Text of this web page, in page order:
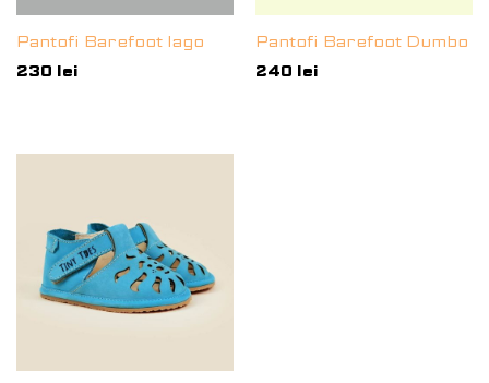
Pantofi Barefoot Iago
230 lei
Pantofi Barefoot Dumbo
240 lei